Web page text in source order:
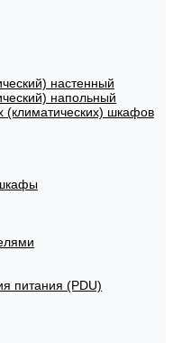
настенный
напольный
(климатических) шкафов
питания (PDU)